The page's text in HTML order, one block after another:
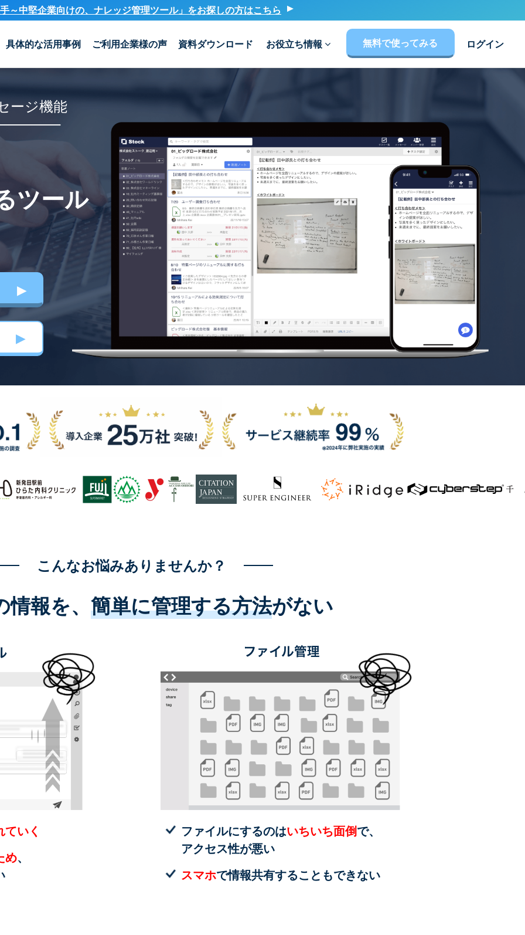
～中堅企業向けの、ナレッジ管理ツール」をお探しの方はこちら
具体的な活用事例 ご利用企業様の声 資料ダウンロード お役立ち情報 無料で使ってみる ログイン
ージ機能
ツール
こんなお悩みありませんか？
報を、 簡単に管理する方法がない
いく
め、
ファイルにするのはいちいち面倒で、
アクセス性が悪い
スマホで情報共有することもできない